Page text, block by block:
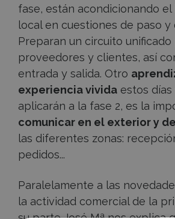
fase, están acondicionando
local en cuestiones de paso y
Preparan un circuito unificado
proveedores y clientes, así
entrada y salida. Otro
experiencia vivida estos días
aplicarán a la fase 2, es la
comunicar en el exterior y
las diferentes zonas:
pedidos...
Paralelamente a las
la actividad comercial de la